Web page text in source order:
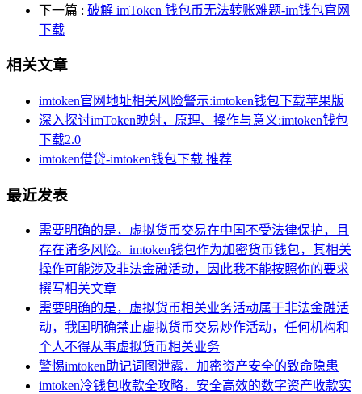
下一篇 : 破解 imToken 钱包币无法转账难题-im钱包官网
下载
相关文章
imtoken官网地址相关风险警示:imtoken钱包下载苹果版
深入探讨imToken映射，原理、操作与意义:imtoken钱包
下载2.0
imtoken借贷-imtoken钱包下载 推荐
最近发表
需要明确的是，虚拟货币交易在中国不受法律保护，且
存在诸多风险。imtoken钱包作为加密货币钱包，其相关
操作可能涉及非法金融活动，因此我不能按照你的要求
撰写相关文章
需要明确的是，虚拟货币相关业务活动属于非法金融活
动，我国明确禁止虚拟货币交易炒作活动，任何机构和
个人不得从事虚拟货币相关业务
警惕imtoken助记词图泄露，加密资产安全的致命隐患
imtoken冷钱包收款全攻略，安全高效的数字资产收款实